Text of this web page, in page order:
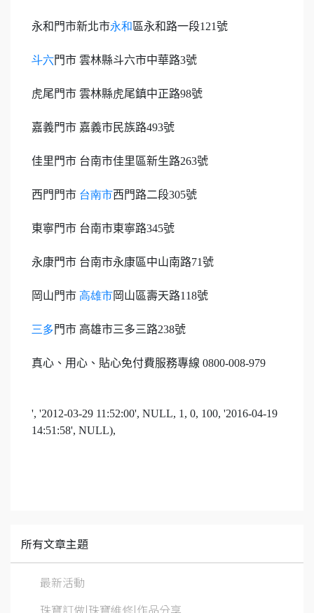
永和門市新北市永和區永和路一段121號
斗六門市 雲林縣斗六市中華路3號
虎尾門市 雲林縣虎尾鎮中正路98號
嘉義門市 嘉義市民族路493號
佳里門市 台南市佳里區新生路263號
西門門市 台南市西門路二段305號
東寧門市 台南市東寧路345號
永康門市 台南市永康區中山南路71號
岡山門市 高雄市岡山區壽天路118號
三多門市 高雄市三多三路238號
真心、用心、貼心免付費服務專線 0800-008-979
', '2012-03-29 11:52:00', NULL, 1, 0, 100, '2016-04-19
14:51:58', NULL),
所有文章主題
最新活動
珠寶訂做|珠寶維修|作品分享